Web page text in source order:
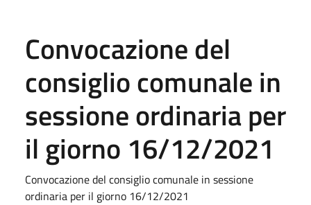
Convocazione del
consiglio comunale in
sessione ordinaria per
il giorno 16/12/2021
Convocazione del consiglio comunale in sessione
ordinaria per il giorno 16/12/2021